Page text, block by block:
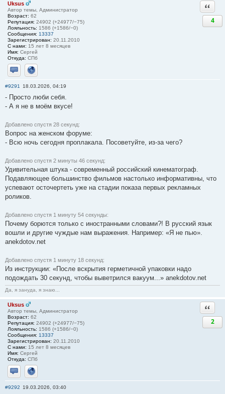
Uksus
Автор темы, Администратор
Возраст: 62
Репутация: 24902 (+24977/−75)
Лояльность: 1586 (+1586/−0)
Сообщения: 13337
Зарегистрирован: 20.11.2010
С нами: 15 лет 8 месяцев
Имя: Сергей
Откуда: СПб
Отправить личное сообщение
Сайт
4
#9291 18.03.2026, 04:19
- Просто люби себя.
- А я не в моём вкусе!
Добавлено спустя 28 секунд:
Вопрос на женском форуме:
- Всю ночь сегодня проплакала. Посоветуйте, из-за чего?
Добавлено спустя 2 минуты 46 секунд:
Удивительная штука - современный российский кинематограф.
Подавляющее большинство фильмов настолько информативны, что
успевают осточертеть уже на стадии показа первых рекламных
роликов.
Добавлено спустя 1 минуту 54 секунды:
Почему борются только с иностранными словами?! В русский язык
вошли и другие чуждые нам выражения. Например: «Я не пью».
anekdotov.net
Добавлено спустя 1 минуту 18 секунд:
Из инструкции: «После вскрытия герметичной упаковки надо
подождать 30 секунд, чтобы выветрился вакуум...» anekdotov.net
Да, я зануда, я знаю...
Uksus
Автор темы, Администратор
Возраст: 62
Репутация: 24902 (+24977/−75)
Лояльность: 1586 (+1586/−0)
Сообщения: 13337
Зарегистрирован: 20.11.2010
С нами: 15 лет 8 месяцев
Имя: Сергей
Откуда: СПб
Отправить личное сообщение
Сайт
2
#9292 19.03.2026, 03:40